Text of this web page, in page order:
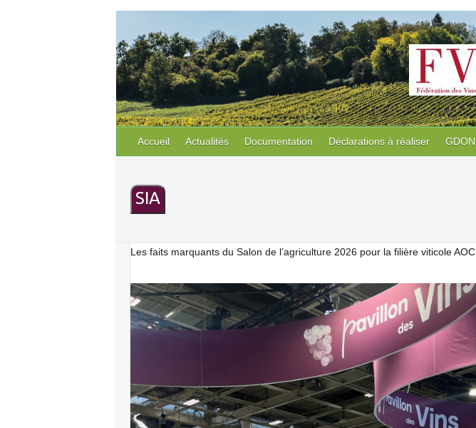
Accueil Actualités Documentation Déclarations à réaliser GDON
SIA
Les faits marquants du Salon de l’agriculture 2026 pour la filière viticole AOC